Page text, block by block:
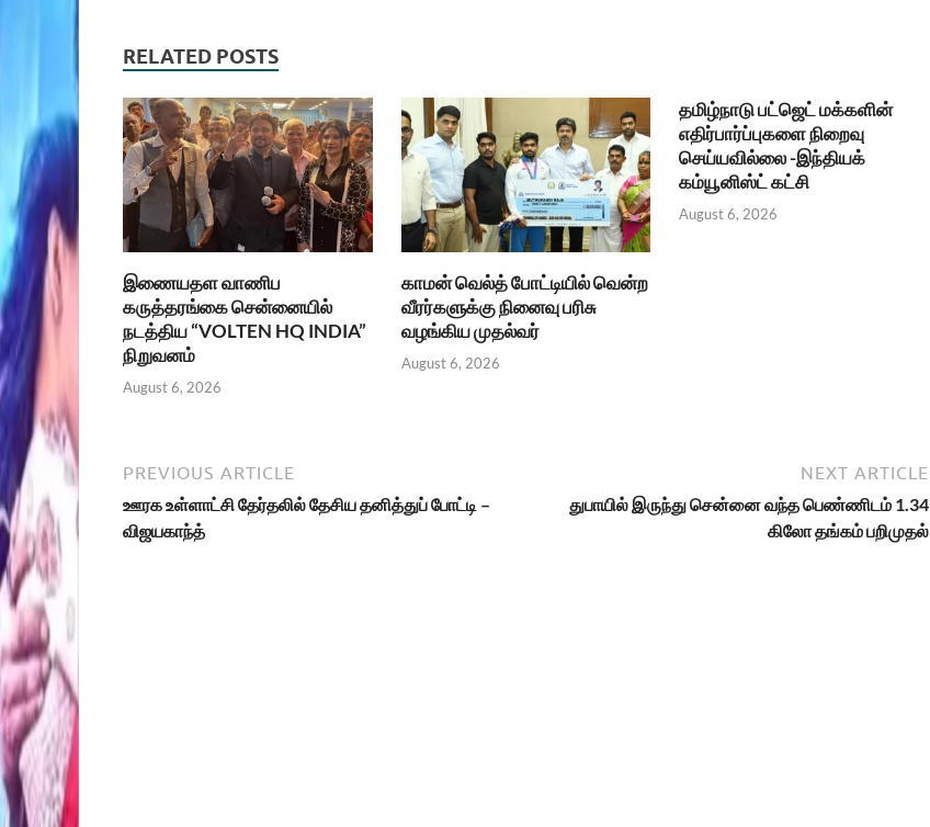
RELATED POSTS
இணையதள வாணிப
கருத்தரங்கை சென்னையில்
நடத்திய “VOLTEN HQ INDIA”
நிறுவனம்
August 6, 2026
காமன் வெல்த் போட்டியில் வென்ற
வீரர்களுக்கு நினைவு பரிசு
வழங்கிய முதல்வர்
August 6, 2026
தமிழ்நாடு பட்ஜெட் மக்களின்
எதிர்பார்ப்புகளை நிறைவு
செய்யவில்லை -இந்தியக்
கம்யூனிஸ்ட் கட்சி
August 6, 2026
PREVIOUS ARTICLE
ஊரக உள்ளாட்சி தேர்தலில் தேசிய தனித்துப் போட்டி –
விஜயகாந்த்
NEXT ARTICLE
துபாயில் இருந்து சென்னை வந்த பெண்ணிடம் 1.34
கிலோ தங்கம் பறிமுதல்